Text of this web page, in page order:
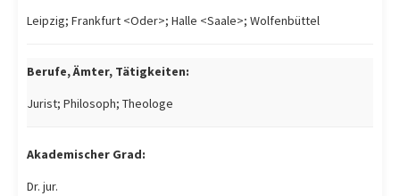
Leipzig; Frankfurt <Oder>; Halle <Saale>; Wolfenbüttel
Berufe, Ämter, Tätigkeiten:
Jurist; Philosoph; Theologe
Akademischer Grad:
Dr. jur.